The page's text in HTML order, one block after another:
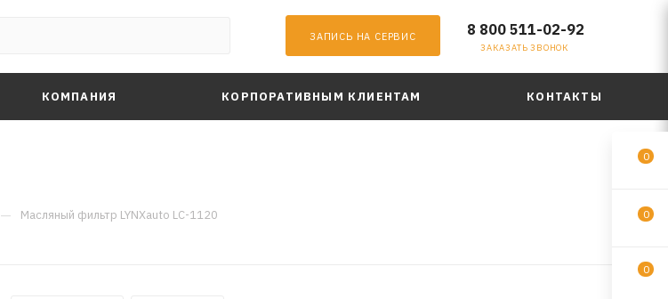
ЗАПИСЬ НА СЕРВИС 8 800 511-02-92
ЗАКАЗАТЬ ЗВОНОК
КОМПАНИЯ КОРПОРАТИВНЫМ КЛИЕНТАМ КОНТАКТЫ
— Масляный фильтр LYNXauto LC-1120
0
0
0